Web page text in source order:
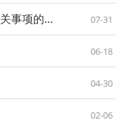
关于2026年暑期轮休期间工作安排有关事项的通知 07-31
06-18
04-30
02-06